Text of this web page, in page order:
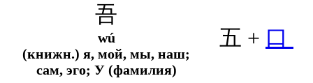
吾
wú
(книжн.) я, мой, мы, наш;
сам, эго; У (фамилия)
五 + 口